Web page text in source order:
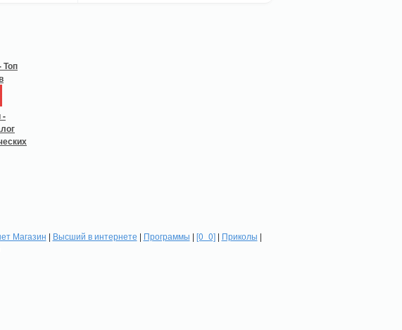
Магазин | Высший в интернете | Программы | [0_0]| Приколы |